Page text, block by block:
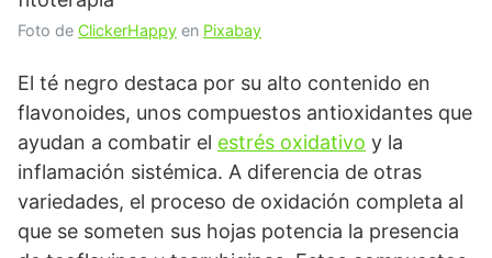
Foto de ClickerHappy en Pixabay
El té negro destaca por su alto contenido en
flavonoides, unos compuestos antioxidantes que
ayudan a combatir el estrés oxidativo y la
inflamación sistémica. A diferencia de otras
variedades, el proceso de oxidación completa al
que se someten sus hojas potencia la presencia